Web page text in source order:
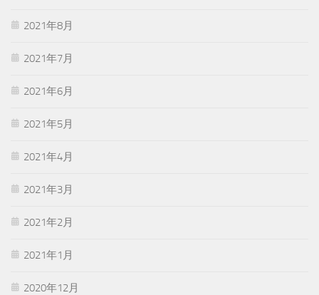
2021年8月
2021年7月
2021年6月
2021年5月
2021年4月
2021年3月
2021年2月
2021年1月
2020年12月